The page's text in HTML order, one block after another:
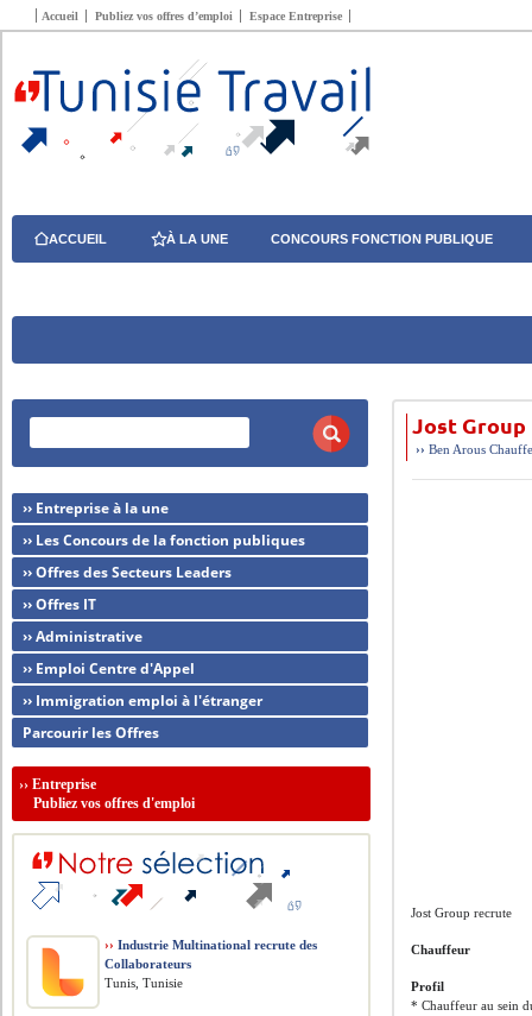
Accueil Publiez vos offres d’emploi Espace Entreprise
ACCUEIL À LA UNE CONCOURS FONCTION PUBLIQUE
Jost
››Ben Arous
Jost Group recrute
Chauffeur
Profil
* Chauffeur au sein
›› Entreprise à la une
›› Les Concours de la fonction publiques
›› Offres des Secteurs Leaders
›› Offres IT
›› Administrative
›› Emploi Centre d'Appel
›› Immigration emploi à l'étranger
Parcourir les Offres
››Entreprise
Publiez vos offres d'emploi
›› Industrie Multinational recrute des
Collaborateurs
Tunis, Tunisie